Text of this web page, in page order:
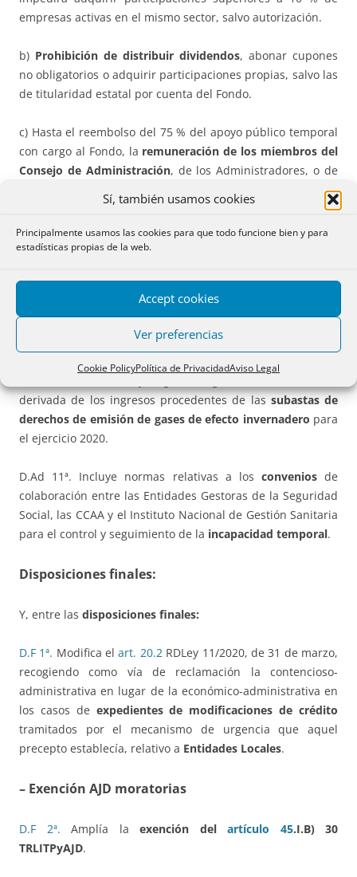
Sí, también usamos cookies
Principalmente usamos las cookies para que todo funcione bien y para
estadísticas propias de la web.
Accept cookies
Ver preferencias
Cookie PolicyPolítica de PrivacidadAviso Legal
empresas activas en el mismo sector, salvo autorización.
b) Prohibición de distribuir dividendos, abonar cupones
no obligatorios o adquirir participaciones propias, salvo las
de titularidad estatal por cuenta del Fondo.
c) Hasta el reembolso del 75 % del apoyo público temporal
con cargo al Fondo, la remuneración de los miembros del
Consejo de Administración, de los Administradores, o de
quienes ostenten la máxima responsabilidad social en la
empresa, no podrá exceder de la parte fija de su
remuneración vigente al cierre del ejercicio 2019. Las
personas que adquieran las condiciones reseñadas en el
misma, serán remuneradas en términos equiparables a los
que ostentan similar nivel de responsabilidad. Bajo ningún
concepto se abonarán
u otros elementos de
remuneración variableo equivalentes.
derivada de los ingresos procedentes de lassubastas de
derechos de emisión de gases de efecto invernadero para
el ejercicio 2020.
D.Ad 11ª. Incluye normas relativas a los conveniosde
colaboración entre las Entidades Gestoras de la Seguridad
Social, las CCAA y el Instituto Nacional de Gestión Sanitaria
para el control y seguimiento de la incapacidad temporal.
Disposiciones finales:
Y, entre las disposiciones finales:
D.F 1ª. Modifica elart. 20.2 RDLey 11/2020, de 31 de marzo,
recogiendo como vía de reclamación la contencioso-
administrativa en lugar de la económico-administrativa en
los casos de expedientes de modificaciones de crédito
tramitados por el mecanismo de urgencia que aquel
precepto establecía, relativo a Entidades Locales.
– Exención AJD moratorias
D.F 2ª. Amplía la exención del artículo 45.I.B) 30
TRLITPyAJD.